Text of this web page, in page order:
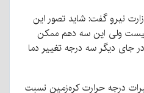
نیرو گفت: شاید تصور این
ولی این سه دهم ممکن
دیگر سه درجه تغییر دما
درجه حرارت کره‌زمین نسبت